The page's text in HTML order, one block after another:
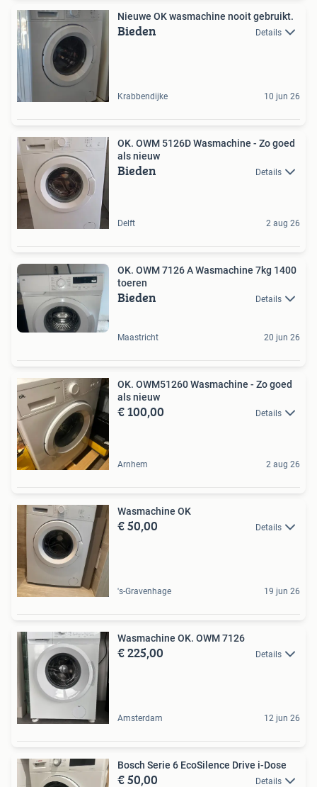
Nieuwe OK wasmachine nooit gebruikt.
Bieden Details
Krabbendijke 10 jun 26
OK. OWM 5126D Wasmachine - Zo goed
als nieuw
Bieden Details
Delft 2 aug 26
OK. OWM 7126 A Wasmachine 7kg 1400
toeren
Bieden Details
Maastricht 20 jun 26
OK. OWM51260 Wasmachine - Zo goed
als nieuw
€ 100,00 Details
Arnhem 2 aug 26
Wasmachine OK
€ 50,00 Details
's-Gravenhage 19 jun 26
Wasmachine OK. OWM 7126
€ 225,00 Details
Amsterdam 12 jun 26
Bosch Serie 6 EcoSilence Drive i-Dose
€ 50,00 Details